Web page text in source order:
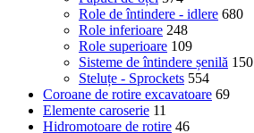
Role de întindere - idlere 680
Role inferioare 248
Role superioare 109
Sisteme de întindere șenilă 150
Steluțe - Sprockets 554
Coroane de rotire excavatoare 69
Elemente caroserie 11
Hidromotoare de rotire 46